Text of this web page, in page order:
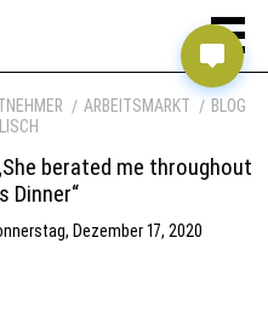
ARBEITSMARKT
BLOG
berated me throughout
Dinner“
Dezember 17, 2020